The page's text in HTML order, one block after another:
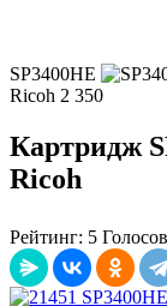
SP3400HE
Ricoh 2 350
Картридж
Ricoh
Рейтинг: 5